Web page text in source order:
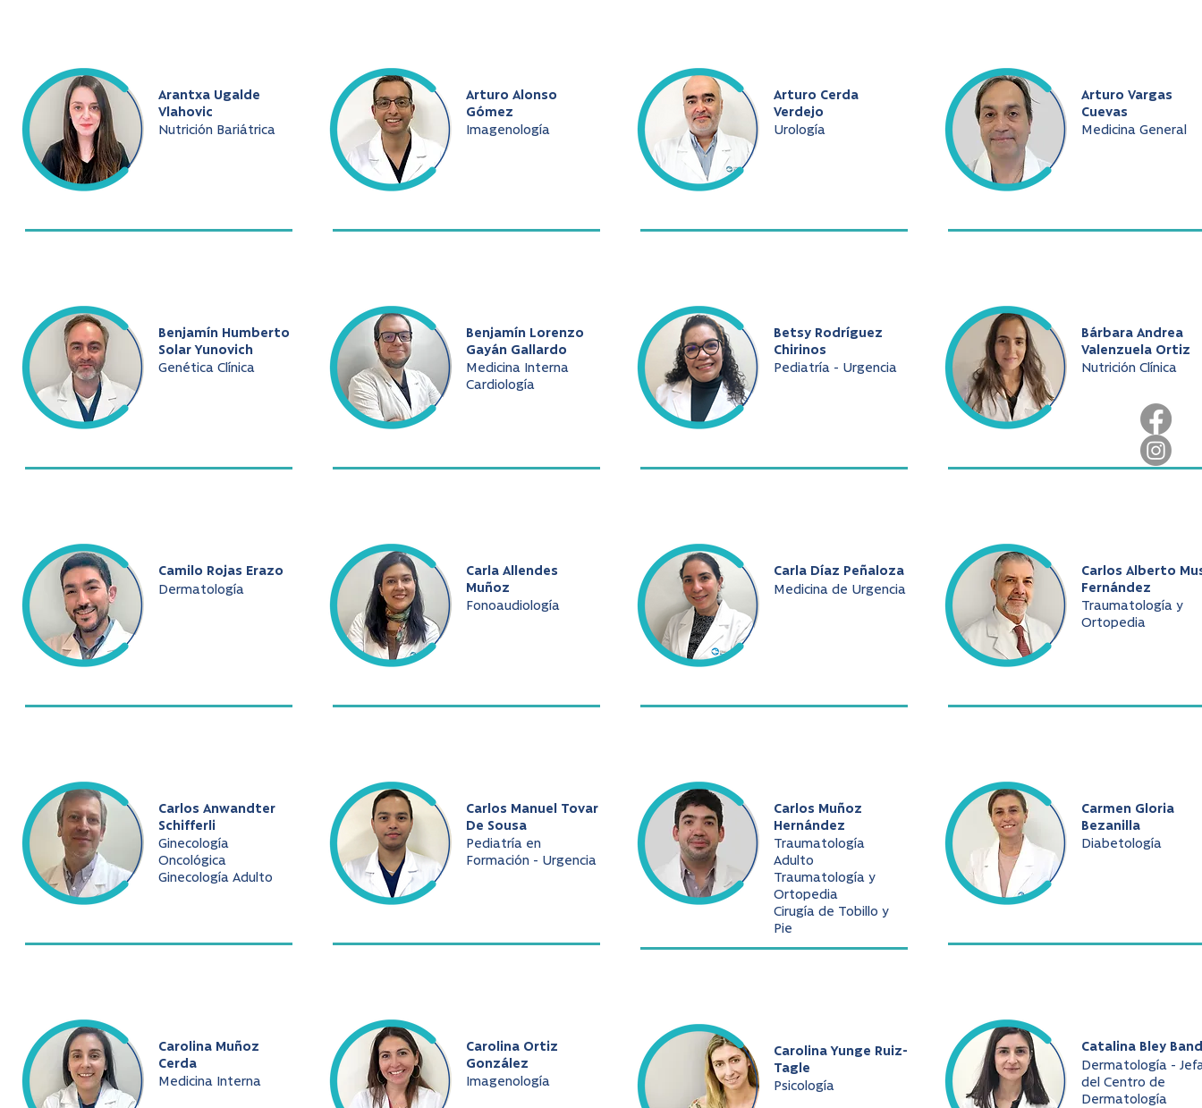
Arantxa Ugalde
Vlahovic
Nutrición Bariátrica
Benjamín Humberto
Solar Yunovich
Genética Clínica
Camilo Rojas Erazo
Dermatología
Carlos Anwandter
Schifferli
Ginecología
Oncológica
Ginecología Adulto
Carolina Muñoz
Cerda
Medicina Interna
Arturo Alonso
Gómez
Imagenología
Benjamín Lorenzo
Gayán Gallardo
Medicina Interna
Cardiología
Carla Allendes
Muñoz
Fonoaudiología
Carlos Manuel Tovar
De Sousa
Pediatría en
Formación - Urgencia
Carolina Ortiz
González
Imagenología
Arturo Cerda
Verdejo
Urología
Betsy Rodríguez
Chirinos
Pediatría - Urgencia
Carla Díaz Peñaloza
Medicina de Urgencia
Carlos Muñoz
Hernández
Traumatología
Adulto
Traumatología y
Ortopedia
Cirugía de Tobillo y
Pie
Carolina Yunge Ruiz-
Tagle
Psicología
Arturo Vargas
Cuevas
Medicina General
Bárbara Andrea
Valenzuela Ortiz
Nutrición Clínica
Carlos Alberto
Fernández
Traumatología y
Ortopedia
Carmen Gloria
Bezanilla
Diabetología
Catalina Bley
Dermatología -
del Centro de
Dermatología